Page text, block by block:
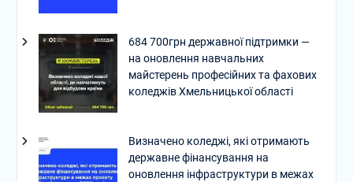
684 700грн державної підтримки —
на оновлення навчальних
майстерень професійних та фахових
коледжів Хмельницької області
Визначено коледжі, які отримають
державне фінансування на
оновлення інфраструктури в межах